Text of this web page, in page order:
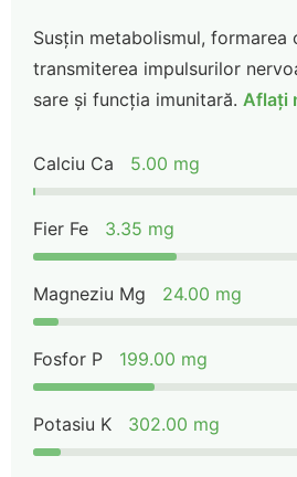
Susțin metabolismul, formarea
transmiterea impulsurilor
sare și funcția imunitară. Aflați
Calciu Ca 5.00 mg
Fier Fe 3.35 mg
Magneziu Mg 24.00 mg
Fosfor P 199.00 mg
Potasiu K 302.00 mg